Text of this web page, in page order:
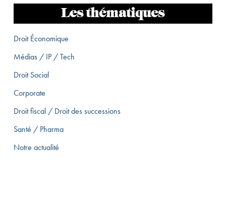
Les thématiques
Droit Économique
Médias / IP / Tech
Droit Social
Corporate
Droit fiscal / Droit des successions
Santé / Pharma
Notre actualité